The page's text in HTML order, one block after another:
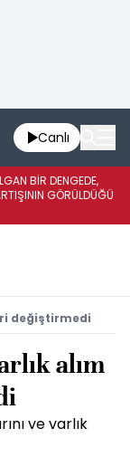
Canlı
BİR DENGEDE,
GÖRÜLDÜĞÜ
değiştirmedi
alım
ve varlık